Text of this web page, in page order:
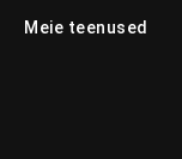
Meie teenused